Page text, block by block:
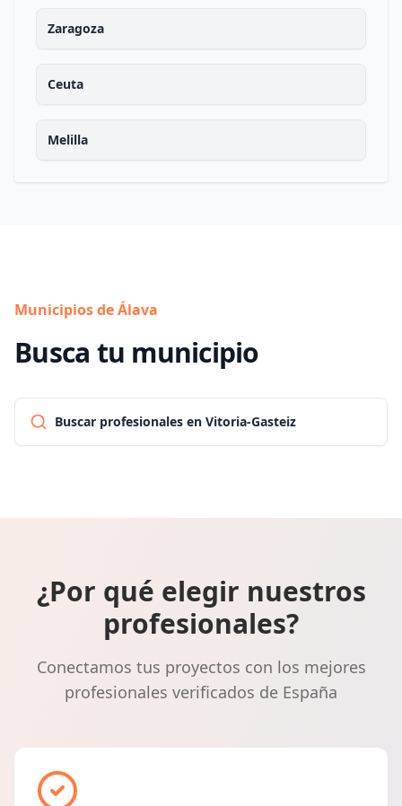
Zaragoza
Ceuta
Melilla
Municipios de Álava
Busca tu municipio
Buscar profesionales en Vitoria-Gasteiz
¿Por qué elegir nuestros
profesionales?
Conectamos tus proyectos con los mejores
profesionales verificados de España